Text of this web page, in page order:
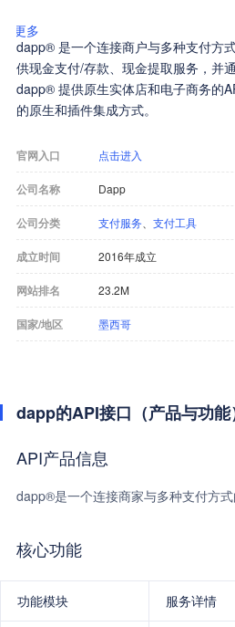
更多
dapp® 是一个连接商户与多种支付方
供现金支付/存款、现金提取服务，并
dapp® 提供原生实体店和电子商务的
的原生和插件集成方式。
官网入口 点击进入
公司名称 Dapp
公司分类 支付服务 支付工具
成立时间 2016年成立
网站排名 23.2M
国家/地区 墨西哥
dapp的API接口（产品与功能
API产品信息
dapp®是一个连接商家与多种支付方
核心功能
功能模块 服务详情